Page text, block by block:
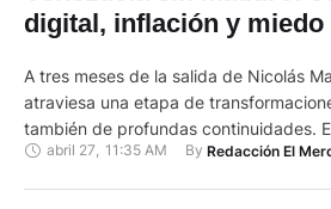
digital, inflación y
A tres meses de la salida de Nicolás
atraviesa una etapa de
también de profundas continuidades.
abastecidas, mayor circulación de
abril 27, 11:35 AM By Redacción El